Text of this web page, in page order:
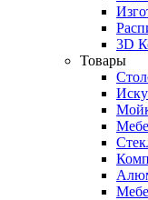
3D
Товары